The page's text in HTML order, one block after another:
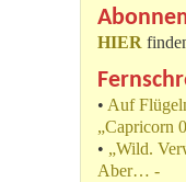
HIER
• Auf
„Capricorn
• „Wild.
Aber… -